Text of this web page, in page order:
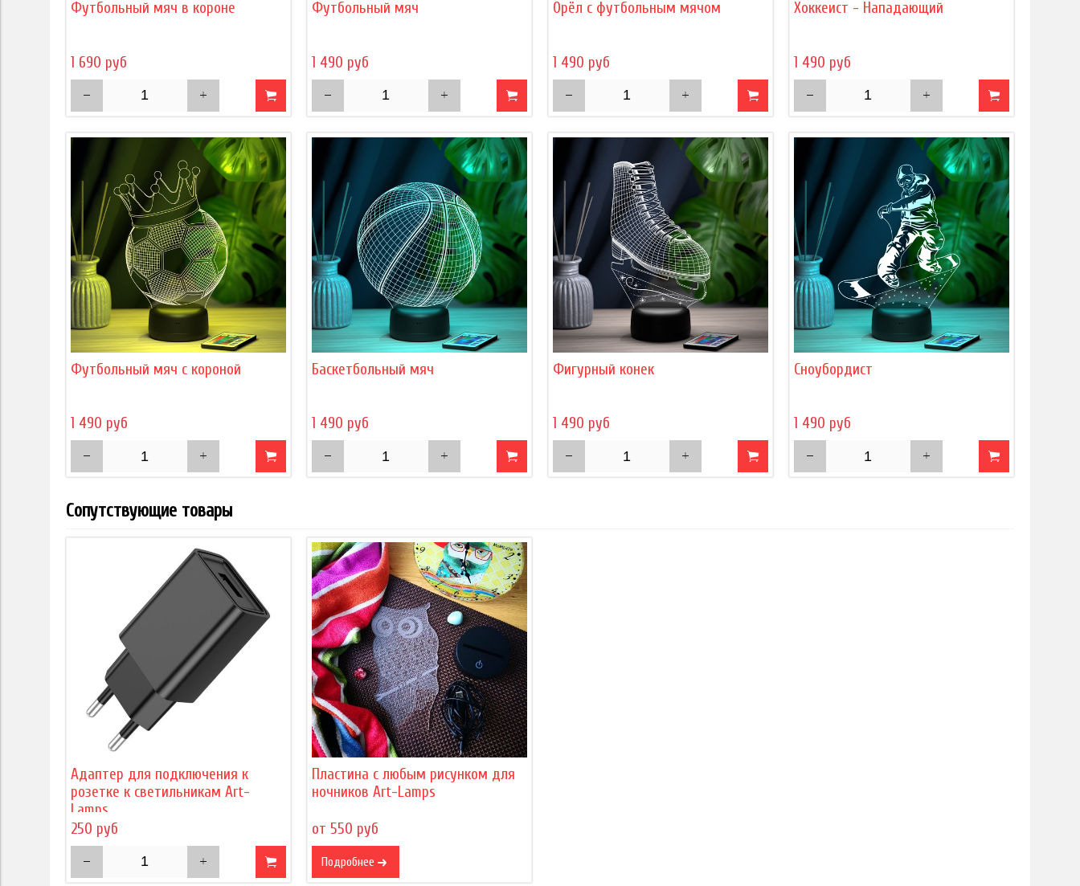
Футбольный мяч в короне
1 690 руб
Футбольный мяч
1 490 руб
Орёл с футбольным мячом
1 490 руб
Хоккеист - Нападающий
1 490 руб
Футбольный мяч с короной
1 490 руб
Баскетбольный мяч
1 490 руб
Фигурный конек
1 490 руб
Сноубордист
1 490 руб
Сопутствующие товары
Адаптер для подключения к
розетке к светильникам Art-
Lamps
250 руб
Пластина с любым рисунком для
ночников Art-Lamps
от 550 руб
Подробнее